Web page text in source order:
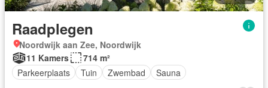
Raadplegen
Noordwijk aan Zee, Noordwijk
11 Kamers
714 m²
Parkeerplaats
Tuin Zwembad Sauna